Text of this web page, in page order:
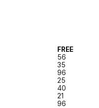
FREE
56
35
96
25
40
21
96